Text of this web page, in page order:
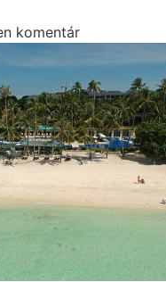
komentár